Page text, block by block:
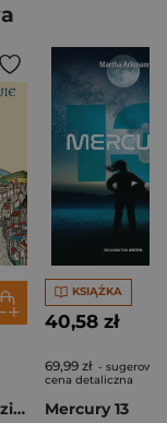
W Gontynie, Jesziwie i na Psim Rynku. Historyczny spacer po dawnym Kazimierzu
KSIĄŻKA
40,58 zł
69,99 zł -
cena detaliczna
Mercury 13